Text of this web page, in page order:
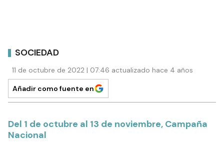
SOCIEDAD
11 de octubre de 2022 | 07:46 actualizado hace 4 años
Añadir como fuente en
Del 1 de octubre al 13 de noviembre, Campaña
Nacional